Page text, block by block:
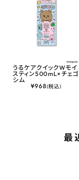
うるケアクイックWモイ
スティン500mL×チェゴ
シム
¥968(税込)
最